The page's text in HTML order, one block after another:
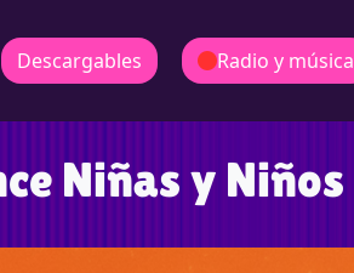
Descargables Radio y música
Niñas y Niños